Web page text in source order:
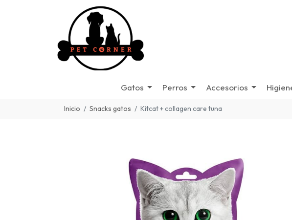
Gatos Perros Accesorios
Inicio Snacks gatos Kitcat + collagen care tuna